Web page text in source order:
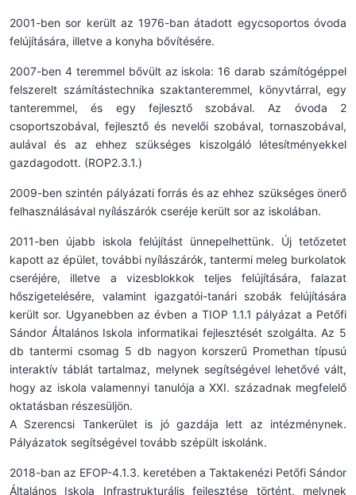
2001-ben sor került az 1976-ban átadott egycsoportos óvoda
felújítására, illetve a konyha bővítésére.
2007-ben 4 teremmel bővült az iskola: 16 darab számítógéppel
felszerelt számítástechnika szaktanteremmel, könyvtárral, egy
tanteremmel, és egy fejlesztő szobával. Az óvoda 2
csoportszobával, fejlesztő és nevelői szobával, tornaszobával,
aulával és az ehhez szükséges kiszolgáló létesítményekkel
gazdagodott. (ROP2.3.1.)
2009-ben szintén pályázati forrás és az ehhez szükséges önerő
felhasználásával nyílászárók cseréje került sor az iskolában.
2011-ben újabb iskola felújítást ünnepelhettünk. Új tetőzetet
kapott az épület, további nyílászárók, tantermi meleg burkolatok
cseréjére, illetve a vizesblokkok teljes felújítására, falazat
hőszigetelésére, valamint igazgatói-tanári szobák felújítására
került sor. Ugyanebben az évben a TIOP 1.1.1 pályázat a Petőfi
Sándor Általános Iskola informatikai fejlesztését szolgálta. Az 5
db tantermi csomag 5 db nagyon korszerű Promethan típusú
interaktív táblát tartalmaz, melynek segítségével lehetővé vált,
hogy az iskola valamennyi tanulója a XXI. századnak megfelelő
oktatásban részesüljön.
A Szerencsi Tankerület is jó gazdája lett az intézménynek.
Pályázatok segítségével tovább szépült iskolánk.
2018-ban az EFOP-4.1.3. keretében a Taktakenézi Petőfi Sándor
Általános Iskola Infrastrukturális fejlesztése történt, melynek